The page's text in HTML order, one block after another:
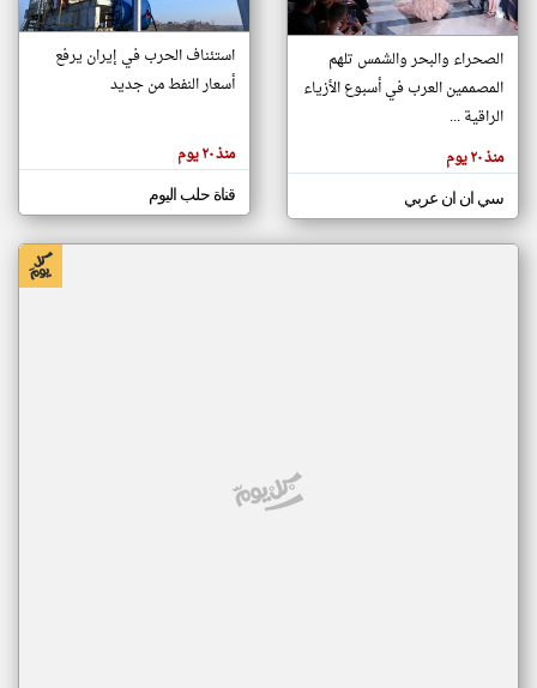
تغيير الدولة
اخبار سوريا على مدار الساعة
أهم اخبار سوريا العاجلة والمباشرة
المقالات
هنا عن
وجهة
نظر
كاتبيها.
الصحراء والبحر والشمس تلهم
المصممين العرب في أسبوع الأزياء
الراقية ...
منذ ٢٠ يوم
سي ان ان عربي
استئناف الحرب في إيران يرفع
أسعار النفط من جديد
منذ ٢٠ يوم
قناة حلب اليوم
klyoum.com